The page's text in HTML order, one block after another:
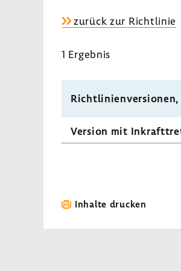
zurück zur Richt­linie
1 Ergebnis
Version mit
Inhalte drucken